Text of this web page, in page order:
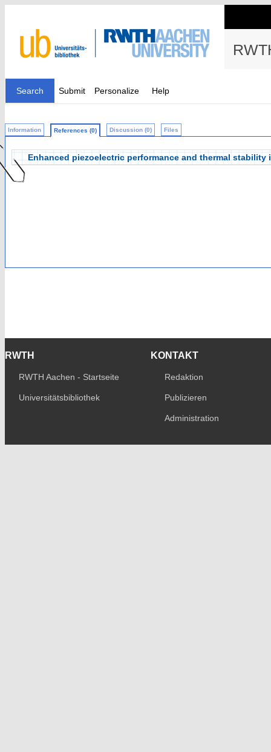
Search Submit Personalize Help
Information References (0) Discussion (0) Files
Enhanced piezoelectric performance and thermal stability
RWTH
RWTH Aachen - Startseite
Universitätsbibliothek
KONTAKT
Redaktion
Publizieren
Administration